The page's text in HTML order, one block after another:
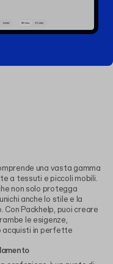
una vasta gamma
a tessuti e piccoli mobili.
non solo protegga
anche lo stile e la
Packhelp, puoi creare
le esigenze,
acquisti in perfette